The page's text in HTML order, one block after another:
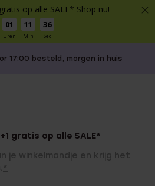
op alle SALE* Shop nu!
01
Uren
11
Min
36
Sec
17:00 besteld, morgen in huis
gratis op alle SALE*
je winkelmandje en krijg het
*